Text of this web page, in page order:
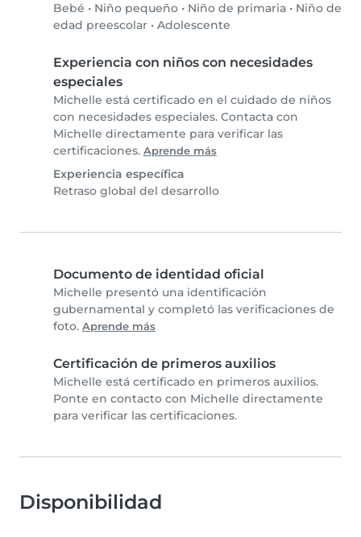
Bebé • Niño pequeño • Niño de primaria • Niño de
edad preescolar • Adolescente
Experiencia con niños con necesidades
especiales
Michelle está certificado en el cuidado de niños
con necesidades especiales. Contacta con
Michelle directamente para verificar las
certificaciones. Aprende más
Experiencia específica
Retraso global del desarrollo
Documento de identidad oficial
Michelle presentó una identificación
gubernamental y completó las verificaciones de
foto. Aprende más
Certificación de primeros auxilios
Michelle está certificado en primeros auxilios.
Ponte en contacto con Michelle directamente
para verificar las certificaciones.
Disponibilidad